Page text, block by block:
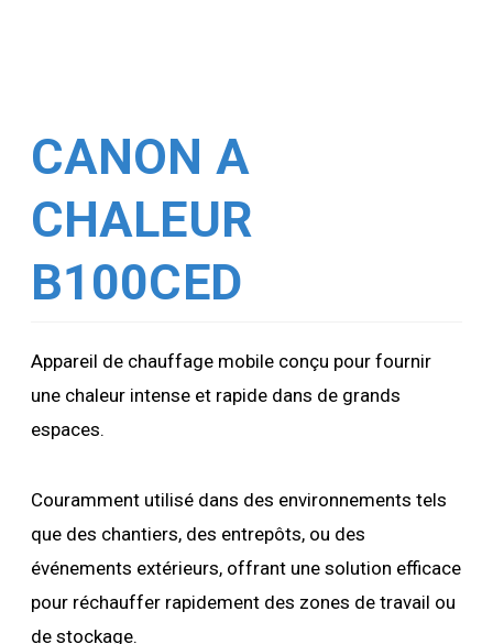
CANON A
CHALEUR
B100CED
Appareil de chauffage mobile conçu pour fournir
une chaleur intense et rapide dans de grands
espaces.
Couramment utilisé dans des environnements tels
que des chantiers, des entrepôts, ou des
événements extérieurs, offrant une solution efficace
pour réchauffer rapidement des zones de travail ou
de stockage.